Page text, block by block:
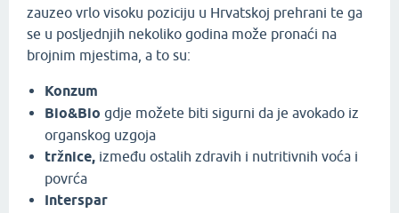
zauzeo vrlo visoku poziciju u Hrvatskoj prehrani te ga
se u posljednjih nekoliko godina može pronaći na
brojnim mjestima, a to su:
Konzum
Bio&Bio gdje možete biti sigurni da je avokado iz
organskog uzgoja
tržnice, između ostalih zdravih i nutritivnih voća i
povrća
Interspar